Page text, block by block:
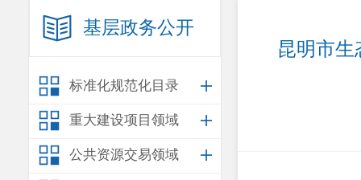
基层政务公开
标准化规范化目录
重大建设项目领域
公共资源交易领域
昆明市